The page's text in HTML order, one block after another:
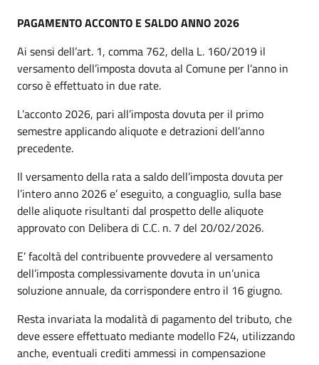
PAGAMENTO ACCONTO E SALDO ANNO 2026
Ai sensi dell’art. 1, comma 762, della L. 160/2019 il
versamento dell’imposta dovuta al Comune per l’anno in
corso è effettuato in due rate.
L’acconto 2026, pari all’imposta dovuta per il primo
semestre applicando aliquote e detrazioni dell’anno
precedente.
Il versamento della rata a saldo dell’imposta dovuta per
l’intero anno 2026 e’ eseguito, a conguaglio, sulla base
delle aliquote risultanti dal prospetto delle aliquote
approvato con Delibera di C.C. n. 7 del 20/02/2026.
E’ facoltà del contribuente provvedere al versamento
dell’imposta complessivamente dovuta in un’unica
soluzione annuale, da corrispondere entro il 16 giugno.
Resta invariata la modalità di pagamento del tributo, che
deve essere effettuato mediante modello F24, utilizzando
anche, eventuali crediti ammessi in compensazione